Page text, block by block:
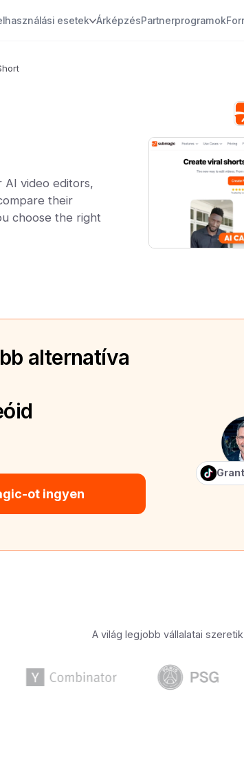
esetek ÁrképzésPartnerprogramok
AI video editors,
their
choose the right
alternatíva
ot ingyen
A világ legjobb vállalatai szeretik